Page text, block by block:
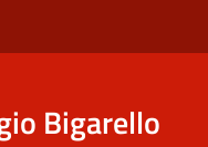
Bigarello